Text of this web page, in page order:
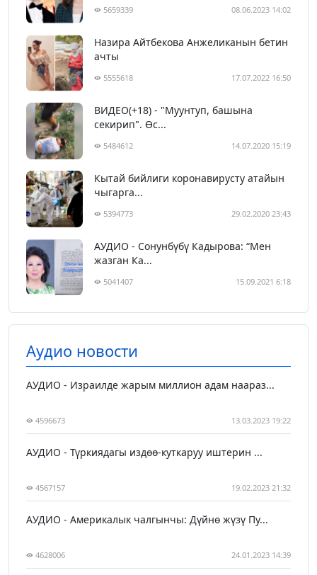
5659339 08.06.2023 14:02
Назира Айтбекова Анжеликанын бетин
ачты
5555618 17.07.2022 16:50
ВИДЕО(+18) - "Муунтуп, башына
секирип". Өс...
5484612 14.07.2020 15:19
Кытай бийлиги коронавирусту атайын
чыгарга...
5394773 29.02.2020 23:43
АУДИО - Сонунбүбү Кадырова: “Мен
жазган Ка...
5041407 15.09.2021 6:18
Аудио новости
АУДИО - Израилде жарым миллион адам наараз...
4596673 13.03.2023 19:22
АУДИО - Түркиядагы издөө-куткаруу иштерин ...
4567157 19.02.2023 21:32
АУДИО - Америкалык чалгынчы: Дүйнө жүзү Пу...
4628006 24.01.2023 14:39